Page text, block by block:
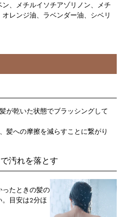
、メチルイソチアゾリノン、メチ
レンジ油、ラベンダー油、シベリ
が乾いた状態でブラッシングして
髪への摩擦を減らすことに繋がり
汚れを落とす
ったときの髪の
目安は2分ほ